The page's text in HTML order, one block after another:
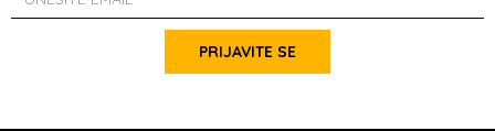
PRIJAVITE SE